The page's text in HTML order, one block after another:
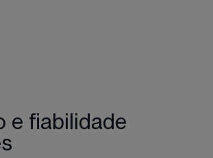
e fiabilidade